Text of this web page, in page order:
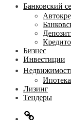
Банковский
Бизнес
Инвестиции
Ипотека
Лизинг
Тендеры
Главная